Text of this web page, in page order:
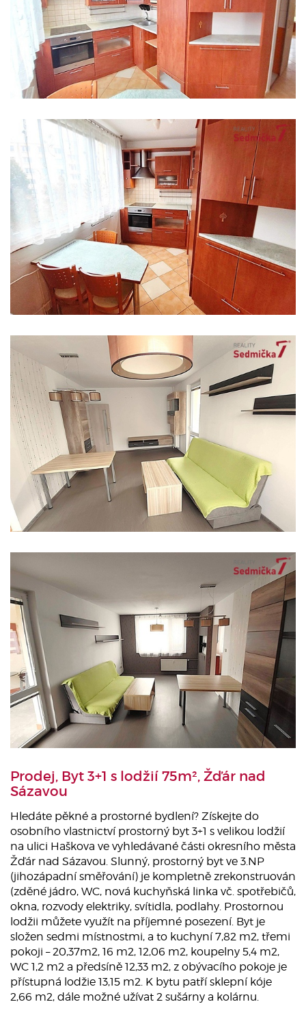
Prodej, Byt 3+1 s lodžií 75m², Žďár nad
Sázavou
Hledáte pěkné a prostorné bydlení? Získejte do
osobního vlastnictví prostorný byt 3+1 s velikou lodžií
na ulici Haškova ve vyhledávané části okresního města
Žďár nad Sázavou. Slunný, prostorný byt ve 3.NP
(jihozápadní směřování) je kompletně zrekonstruován
(zděné jádro, WC, nová kuchyňská linka vč. spotřebičů,
okna, rozvody elektriky, svítidla, podlahy. Prostornou
lodžii můžete využít na příjemné posezení. Byt je
složen sedmi místnostmi, a to kuchyní 7,82 m2, třemi
pokoji – 20,37m2, 16 m2, 12,06 m2, koupelny 5,4 m2,
WC 1,2 m2 a předsíně 12,33 m2, z obývacího pokoje je
přístupná lodžie 13,15 m2. K bytu patří sklepní kóje
2,66 m2, dále možné užívat 2 sušárny a kolárnu.